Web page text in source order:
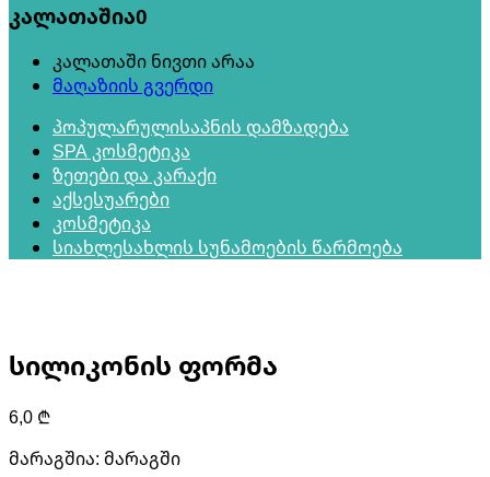
კალათაშია0
კალათაში ნივთი არაა
მაღაზიის გვერდი
პოპულარულისაპნის დამზადება
SPA კოსმეტიკა
ზეთები და კარაქი
აქსესუარები
კოსმეტიკა
სიახლესახლის სუნამოების წარმოება
სილიკონის ფორმა
6,0 ₾
მარაგშია: მარაგში